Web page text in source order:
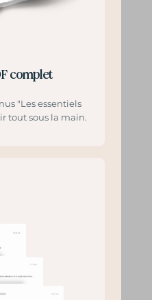
complet
"Les essentiels
tout sous la main.